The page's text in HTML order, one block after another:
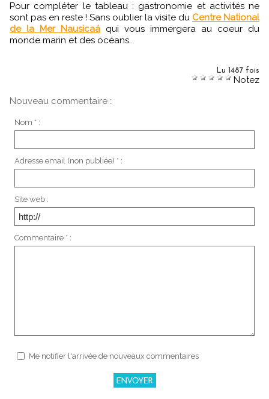
Pour compléter le tableau : gastronomie et activités ne
sont pas en reste ! Sans oublier la visite du Centre National
de la Mer Nausicaá qui vous immergera au coeur du
monde marin et des océans.
Lu 1487 fois
Notez
Nouveau commentaire :
Nom * :
Adresse email (non publiée) * :
Site web :
Commentaire * :
Me notifier l'arrivée de nouveaux commentaires